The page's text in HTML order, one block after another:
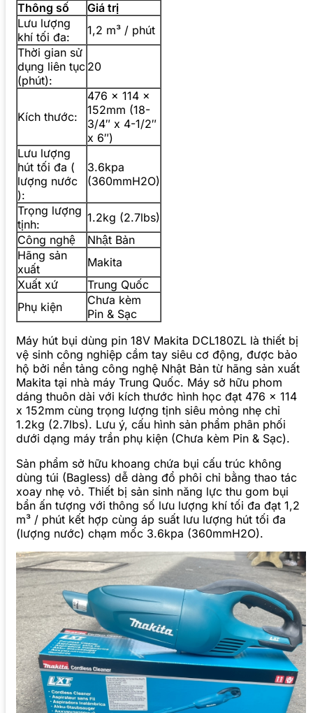
Thông số
Giá trị
Lưu lượng
khí tối đa:
1,2 m³ / phút
Thời gian sử
dụng liên tục
(phút):
20
Kích thước:
476 x 114 x
152mm (18-
3/4″ x 4-1/2″
x 6″)
Lưu lượng
hút tối đa (
lượng nước
):
3.6kpa
(360mmH2O)
Trọng lượng
tịnh:
1.2kg (2.7lbs)
Công nghệ
Nhật Bản
Hãng sản
xuất
Makita
Xuất xứ
Trung Quốc
Phụ kiện
Chưa kèm
Pin & Sạc
Máy hút bụi dùng pin 18V Makita DCL180ZL là thiết bị
vệ sinh công nghiệp cầm tay siêu cơ động, được bảo
hộ bởi nền tảng công nghệ Nhật Bản từ hãng sản xuất
Makita tại nhà máy Trung Quốc. Máy sở hữu phom
dáng thuôn dài với kích thước hình học đạt 476 x 114
x 152mm cùng trọng lượng tịnh siêu mỏng nhẹ chỉ
1.2kg (2.7lbs). Lưu ý, cấu hình sản phẩm phân phối
dưới dạng máy trần phụ kiện (Chưa kèm Pin & Sạc).
Sản phẩm sở hữu khoang chứa bụi cấu trúc không
dùng túi (Bagless) dễ dàng đổ phôi chỉ bằng thao tác
xoay nhẹ vỏ. Thiết bị sản sinh năng lực thu gom bụi
bẩn ấn tượng với thông số lưu lượng khí tối đa đạt 1,2
m³ / phút kết hợp cùng áp suất lưu lượng hút tối đa
(lượng nước) chạm mốc 3.6kpa (360mmH2O).